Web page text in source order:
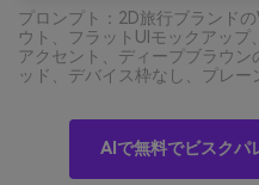
プロンプト：2D旅行ブランド
ウト、フラットUIモックアッ
アクセント、ディープブラウ
ッド、デバイス枠なし、プレ
AIで無料でビスクパ